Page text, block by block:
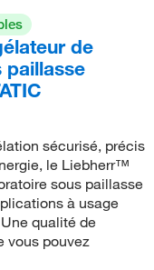
de
paillasse
sécurisé, précis
le Liebherr™
sous paillasse
à usage
qualité de
vous pouvez